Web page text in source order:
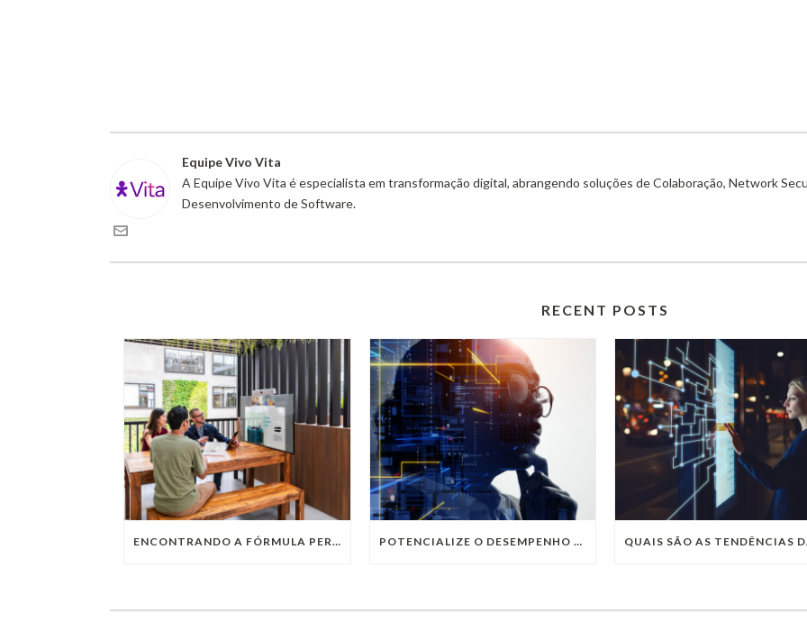
Equipe Vivo Vita
A Equipe Vivo Vita é especialista em transformação digital, abrangendo soluções de Colaboração, Network
Desenvolvimento de Software.
RECENT POSTS
ENCONTRANDO A FÓRMULA PERFEITA: TRABALHO PRESENCIAL, HOME OFFICE OU TRABALHO HÍBRIDO? POTENCIALIZE O DESEMPENHO DA SUA EMPRESA COM OS SERVIÇOS DE TI DA VIVO VITA